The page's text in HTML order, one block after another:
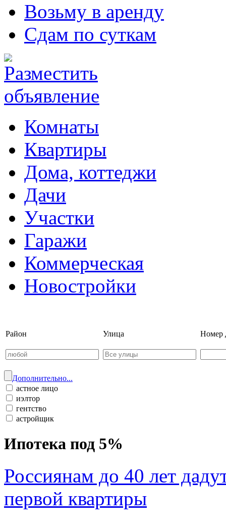
Возьму в аренду
Сдам по суткам
Комнаты
Квартиры
Дома, коттеджи
Дачи
Участки
Гаражи
Коммерческая
Новостройки
Район Улица Номер
Дополнительно...
астное лицо
иэлтор
гентство
астройщик
Ипотека под 5%
Россиянам до 40 лет
первой квартиры